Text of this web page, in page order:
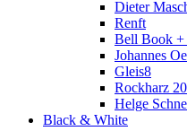
Dieter
Renft
Bell Book +
Johannes
Gleis8
Rockharz
Helge
Black & White